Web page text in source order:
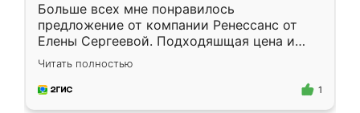
Больше всех мне понравилось
предложение от компании Ренессанс от
Елены Сергеевой. Подходяшщая цена и
короткие сроки изготовления. Приехавший
для замера сотрудник Владислав
предложил по моему эскизу самый
Читать полностью
1